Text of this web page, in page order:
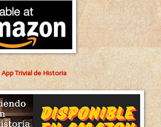
App Trivial de Historia